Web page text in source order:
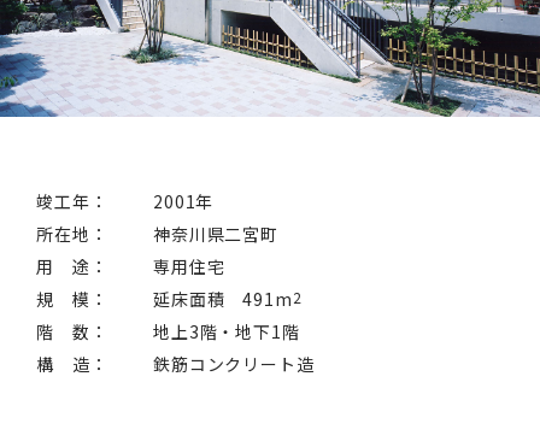
竣工年：
2001年
所在地：
神奈川県二宮町
用 途：
専用住宅
規 模：
延床面積 491m2
階 数：
地上3階・地下1階
構 造：
鉄筋コンクリート造